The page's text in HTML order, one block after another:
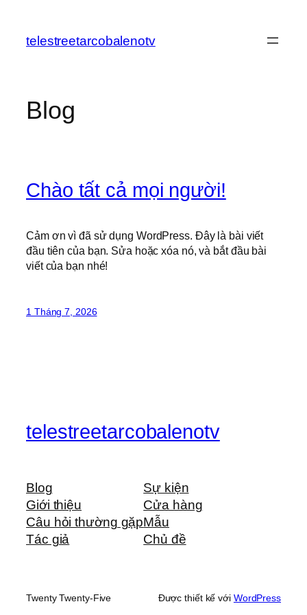
phầntelestreetarcobalenotv
Blog
Chào tất cả mọi người!
Cảm ơn vì đã sử dụng WordPress. Đây là bài viết
đầu tiên của bạn. Sửa hoặc xóa nó, và bắt đầu bài
viết của bạn nhé!
1 Tháng 7, 2026
telestreetarcobalenotv
Blog
Giới thiệu
Câu hỏi thường gặp
Tác giả
Sự kiện
Cửa hàng
Mẫu
Chủ đề
Twenty Twenty-Five Được thiết kế với WordPress